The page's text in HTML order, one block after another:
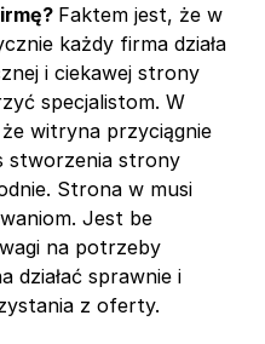
Faktem jest, że w
każdy firma działa
i ciekawej strony
specjalistom. W
witryna przyciągnie
stworzenia strony
Strona w musi
Jest be
na potrzeby
działać sprawnie i
z oferty.